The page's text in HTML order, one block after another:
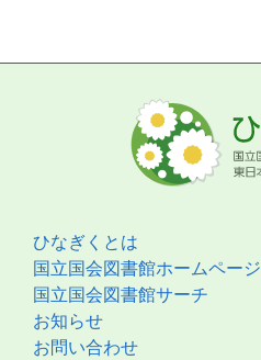
ひなぎくとは
国立国会図書館ホームページ
国立国会図書館サーチ
お知らせ
お問い合わせ